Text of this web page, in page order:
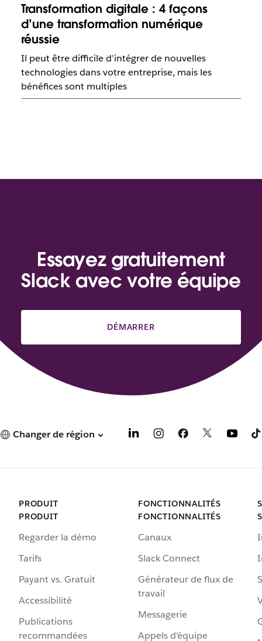
Transformation digitale : 4 façons
d’une transformation numérique
réussie
Il peut être difficile d’intégrer de nouvelles
technologies dans votre entreprise, mais les
bénéfices sont multiples
Essayez gratuitement
Slack avec votre équipe
DÉMARRER
Changer de région
PRODUIT
PRODUIT
Regarder la démo
Tarifs
Payant vs. Gratuit
Accessibilité
Publications
recommandées
FONCTIONNALITÉS
FONCTIONNALITÉS
Canaux
Slack Connect
Générateur de flux de
travail
Messagerie
Appels d’équipe